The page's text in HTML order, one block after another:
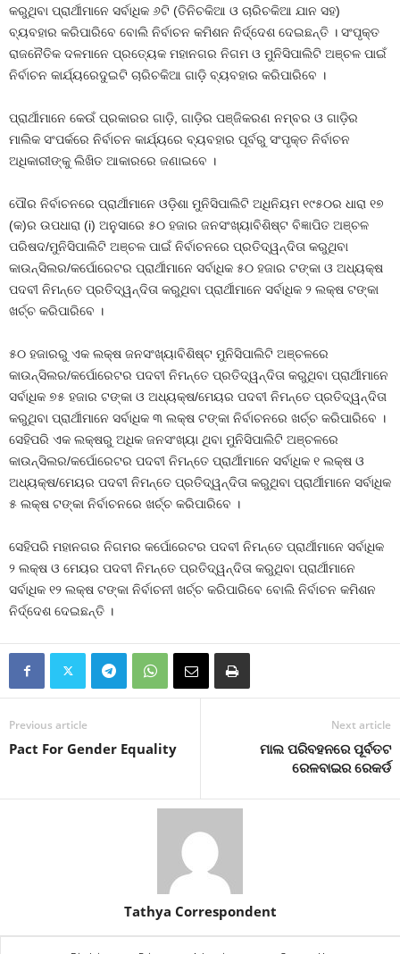
କରୁଥିବା ପ୍ରାର୍ଥୀମାନେ ସର୍ବାଧିକ ୬ଟି (ତିନିଚକିଆ ଓ ଚାରିଚକିଆ ଯାନ ସହ)
ବ୍ୟବହାର କରିପାରିବେ ବୋଲି ନିର୍ବାଚନ କମିଶନ ନିର୍ଦ୍ଦେଶ ଦେଇଛନ୍ତି । ସଂପୃକ୍ତ
ରାଜନୈତିକ ଦଳମାନେ ପ୍ରତ୍ୟେକ ମହାନଗର ନିଗମ ଓ ମୁନିସିପାଲିଟି ଅଞ୍ଚଳ ପାଇଁ
ନିର୍ବାଚନ କାର୍ଯ୍ୟରେଦୁଇଟି ଚାରିଚକିଆ ଗାଡ଼ି ବ୍ୟବହାର କରିପାରିବେ ।
ପ୍ରାର୍ଥୀମାନେ କେଉଁ ପ୍ରକାରର ଗାଡ଼ି, ଗାଡ଼ିର ପଞ୍ଜିକରଣ ନମ୍ବର ଓ ଗାଡ଼ିର
ମାଲିକ ସଂପର୍କରେ ନିର୍ବାଚନ କାର୍ଯ୍ୟରେ ବ୍ୟବହାର ପୂର୍ବରୁ ସଂପୃକ୍ତ ନିର୍ବାଚନ
ଅଧିକାରୀଙ୍କୁ ଲିଖିତ ଆକାରରେ ଜଣାଇବେ ।
ପୌର ନିର୍ବାଚନରେ ପ୍ରାର୍ଥୀମାନେ ଓଡ଼ିଶା ମୁନିସିପାଲିଟି ଅଧିନିୟମ ୧୯୫୦ର ଧାରା ୧୭
(କ)ର ଉପଧାରା (i) ଅନୁସାରେ ୫୦ ହଜାର ଜନସଂଖ୍ୟାବିଶିଷ୍ଟ ବିଜ୍ଞାପିତ ଅଞ୍ଚଳ
ପରିଷଦ/ମୁନିସିପାଲିଟି ଅଞ୍ଚଳ ପାଇଁ ନିର୍ବାଚନରେ ପ୍ରତିଦ୍ୱନ୍ଦିତା କରୁଥିବା
କାଉନ୍‌ସିଲର/କର୍ପୋରେଟର ପ୍ରାର୍ଥୀମାନେ ସର୍ବାଧିକ ୫୦ ହଜାର ଟଙ୍କା ଓ ଅଧ୍ୟକ୍ଷ
ପଦବୀ ନିମନ୍ତେ ପ୍ରତିଦ୍ୱନ୍ଦିତା କରୁଥିବା ପ୍ରାର୍ଥୀମାନେ ସର୍ବାଧିକ ୨ ଲକ୍ଷ ଟଙ୍କା
ଖର୍ଚ୍ଚ କରିପାରିବେ ।
୫୦ ହଜାରରୁ ଏକ ଲକ୍ଷ ଜନସଂଖ୍ୟାବିଶିଷ୍ଟ ମୁନିସିପାଲିଟି ଅଞ୍ଚଳରେ
କାଉନ୍‌ସିଲର/କର୍ପୋରେଟର ପଦବୀ ନିମନ୍ତେ ପ୍ରତିଦ୍ୱନ୍ଦିତା କରୁଥିବା ପ୍ରାର୍ଥୀମାନେ
ସର୍ବାଧିକ ୭୫ ହଜାର ଟଙ୍କା ଓ ଅଧ୍ୟକ୍ଷ/ମେୟର ପଦବୀ ନିମନ୍ତେ ପ୍ରତିଦ୍ୱନ୍ଦିତା
କରୁଥିବା ପ୍ରାର୍ଥୀମାନେ ସର୍ବାଧିକ ୩ ଲକ୍ଷ ଟଙ୍କା ନିର୍ବାଚନରେ ଖର୍ଚ୍ଚ କରିପାରିବେ ।
ସେହିପରି ଏକ ଲକ୍ଷରୁ ଅଧିକ ଜନସଂଖ୍ୟା ଥିବା ମୁନିସିପାଲିଟି ଅଞ୍ଚଳରେ
କାଉନ୍‌ସିଲର/କର୍ପୋରେଟର ପଦବୀ ନିମନ୍ତେ ପ୍ରାର୍ଥୀମାନେ ସର୍ବାଧିକ ୧ ଲକ୍ଷ ଓ
ଅଧ୍ୟକ୍ଷ/ମେୟର ପଦବୀ ନିମନ୍ତେ ପ୍ରତିଦ୍ୱନ୍ଦିତା କରୁଥିବା ପ୍ରାର୍ଥୀମାନେ ସର୍ବାଧିକ
୫ ଲକ୍ଷ ଟଙ୍କା ନିର୍ବାଚନରେ ଖର୍ଚ୍ଚ କରିପାରିବେ ।
ସେହିପରି ମହାନଗର ନିଗମର କର୍ପୋରେଟର ପଦବୀ ନିମନ୍ତେ ପ୍ରାର୍ଥୀମାନେ ସର୍ବାଧିକ
୨ ଲକ୍ଷ ଓ ମେୟର ପଦବୀ ନିମନ୍ତେ ପ୍ରତିଦ୍ୱନ୍ଦିତା କରୁଥିବା ପ୍ରାର୍ଥୀମାନେ
ସର୍ବାଧିକ ୧୨ ଲକ୍ଷ ଟଙ୍କା ନିର୍ବାଚନୀ ଖର୍ଚ୍ଚ କରିପାରିବେ ବୋଲି ନିର୍ବାଚନ କମିଶନ
ନିର୍ଦ୍ଦେଶ ଦେଇଛନ୍ତି ।
Previous article
Pact For Gender Equality
Next article
ମାଲ ପରିବହନରେ ପୂର୍ବତଟ
ରେଳବାଇର ରେକର୍ଡ
Tathya Correspondent